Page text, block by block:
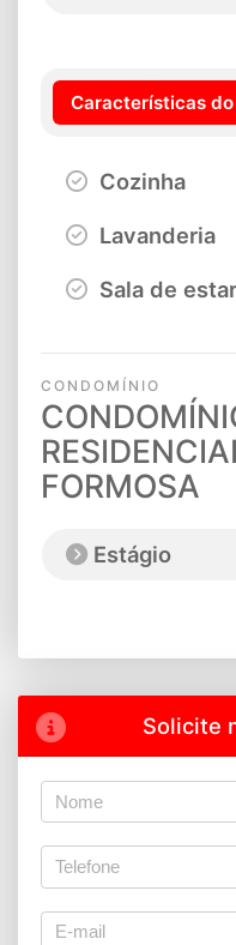
Características
Cozinha
Lavanderia
Sala de estar
CONDOMÍNIO
FORMOSA
Estágio
Solicite